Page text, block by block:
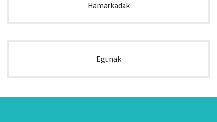
Hamarkadak
Egunak